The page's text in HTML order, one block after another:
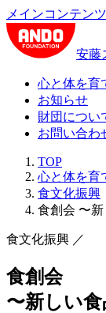
メインコンテン
安藤
心と体を育
お知らせ
財団につい
お問い合わ
TOP
心と体を育
食文化振興
食創会 〜
食文化振興 ／
食創会
〜新しい